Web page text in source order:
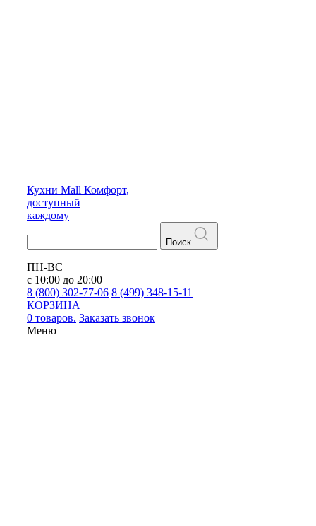
Кухни Mall Комфорт,
доступный
каждому
Поиск
ПН-ВС
с 10:00 до 20:00
8 (800) 302-77-06 8 (499) 348-15-11
КОРЗИНА
0 товаров. Заказать звонок
Меню